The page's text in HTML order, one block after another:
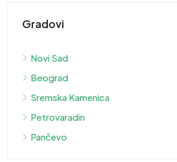
Gradovi
Novi Sad
Beograd
Sremska Kamenica
Petrovaradin
Pančevo